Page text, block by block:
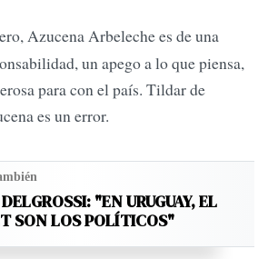
Azucena Arbeleche es de una
un apego a lo que piensa,
para con el país. Tildar de
es un error.
"EN URUGUAY, EL
SON LOS POLÍTICOS"